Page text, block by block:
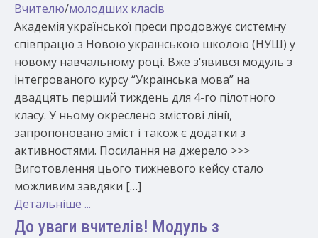
Вчителю/молодших класів
Академія української преси продовжує системну
співпрацю з Новою українською школою (НУШ) у
новому навчальному році. Вже з'явився модуль з
інтегрованого курсу “Українська мова” на
двадцять перший тиждень для 4-го пілотного
класу. У ньому окреслено змістові лінії,
запропоновано зміст і також є додатки з
активностями. Посилання на джерело >>>
Виготовлення цього тижневого кейсу стало
можливим завдяки […]
Детальніше ...
До уваги вчителів! Модуль з